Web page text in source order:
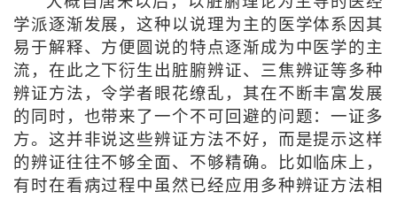
学派逐渐发展，这种以说理为主的医学体系因其
易于解释、方便圆说的特点逐渐成为中医学的主
流，在此之下衍生出脏腑辨证、三焦辨证等多种
辨证方法，令学者眼花缭乱，其在不断丰富发展
的同时，也带来了一个不可回避的问题：一证多
方。这并非说这些辨证方法不好，而是提示这样
的辨证往往不够全面、不够精确。比如临床上，
有时在看病过程中虽然已经应用多种辨证方法相